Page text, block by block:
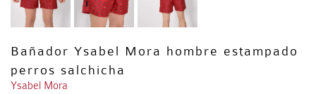
Bañador Ysabel Mora hombre estampado
perros salchicha
Ysabel Mora